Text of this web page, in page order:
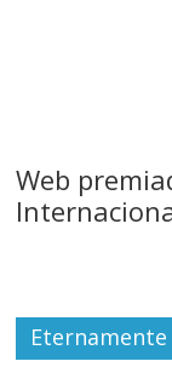
Web
Eternamente